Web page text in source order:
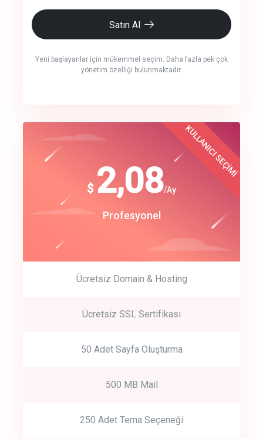
Satın Al
Yeni başlayanlar için mükemmel seçim. Daha fazla pek çok
yönetim özelliği bulunmaktadır.
crm auto cync
track energy costs
Get Started
Start by trying our service for 30 days free trial no credit card
$ 2,08/Ay
Profesyonel
KULLANICI SEÇİMİ
Ücretsiz Domain & Hosting
Ücretsiz SSL Sertifikası
50 Adet Sayfa Oluşturma
500 MB Mail
250 Adet Tema Seçeneği
$
180
Start Up
Best Choice